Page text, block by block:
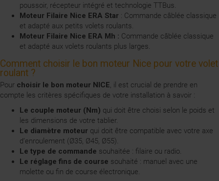
poussoir, récepteur intégré et technologie TTBus.
Moteur Filaire Nice ERA Star : Commande câblée classique
et adapté aux petits volets roulants.
Moteur Filaire Nice ERA Mh : Commande câblée classique
et adapté aux volets roulants plus larges.
Comment choisir le bon moteur Nice pour votre volet
roulant ?
Pour choisir le bon moteur NICE, il est crucial de prendre en
compte les critères spécifiques de votre installation à savoir :
Le couple moteur (Nm) qui doit être choisi selon le poids et
les dimensions de votre tablier.
Le diamètre moteur qui doit être compatible avec votre axe
d’enroulement (Ø35, Ø45, Ø55).
Le type de commande souhaitée : filaire ou radio.
Le réglage fins de course souhaité : manuel avec une
molette ou fin de course électronique.